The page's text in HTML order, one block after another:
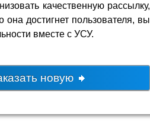
качественную рассылку,
достигнет пользователя, вы
вместе с УСУ.
новую